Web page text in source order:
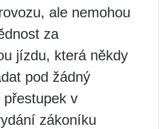
ale nemohou
za
jízdu, která někdy
pod žádný
přestupek v
zákoníku